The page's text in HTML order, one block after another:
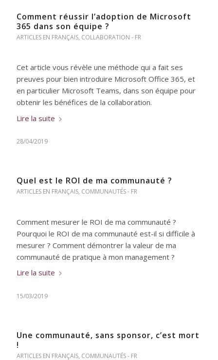
Comment réussir l’adoption de Microsoft
365 dans son équipe ?
ARTICLES EN FRANÇAIS, COLLABORATION - FR
Cet article vous révèle une méthode qui a fait ses
preuves pour bien introduire Microsoft Office 365, et
en particulier Microsoft Teams, dans son équipe pour
obtenir les bénéfices de la collaboration.
Lire la suite
28/04/2019
Quel est le ROI de ma communauté ?
ARTICLES EN FRANÇAIS, COMMUNAUTÉS - FR
Comment mesurer le ROI de ma communauté ?
Pourquoi le ROI de ma communauté est-il si difficile à
mesurer ? Comment démontrer la valeur de ma
communauté de pratique à mon management ?
Lire la suite
15/03/2019
Une communauté, sans sponsor, c’est mort
!
ARTICLES EN FRANÇAIS, COMMUNAUTÉS - FR